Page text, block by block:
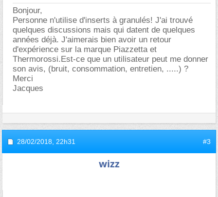
Bonjour,
Personne n'utilise d'inserts à granulés! J'ai trouvé
quelques discussions mais qui datent de quelques
années déjà. J'aimerais bien avoir un retour
d'expérience sur la marque Piazzetta et
Thermorossi.Est-ce que un utilisateur peut me donner
son avis, (bruit, consommation, entretien, .....) ?
Merci
Jacques
28/02/2018, 22h31 #3
wizz